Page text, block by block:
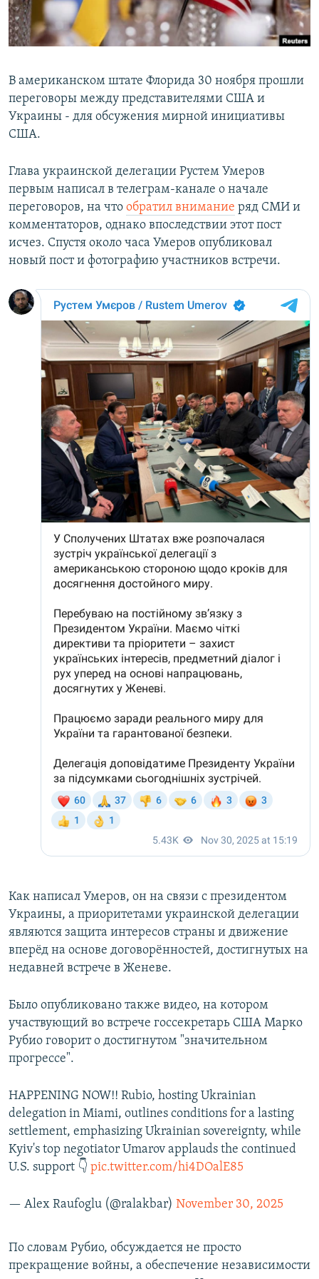
В американском штате Флорида 30 ноября прошли
переговоры между представителями США и
Украины - для обсужения мирной инициативы
США.
Глава украинской делегации Рустем Умеров
первым написал в телеграм-канале о начале
переговоров, на что обратил внимание ряд СМИ и
комментаторов, однако впоследствии этот пост
исчез. Спустя около часа Умеров опубликовал
новый пост и фотографию участников встречи.
Как написал Умеров, он на связи с президентом
Украины, а приоритетами украинской делегации
являются защита интересов страны и движение
вперёд на основе договорённостей, достигнутых на
недавней встрече в Женеве.
Было опубликовано также видео, на котором
участвующий во встрече госсекретарь США Марко
Рубио говорит о достигнутом "значительном
прогрессе".
HAPPENING NOW!! Rubio, hosting Ukrainian
delegation in Miami, outlines conditions for a lasting
settlement, emphasizing Ukrainian sovereignty, while
Kyiv's top negotiator Umarov applauds the continued
U.S. support 👇 pic.twitter.com/hi4DOalE85
— Alex Raufoglu (@ralakbar) November 30, 2025
По словам Рубио, обсуждается не просто
прекращение войны, а обеспечение независимости